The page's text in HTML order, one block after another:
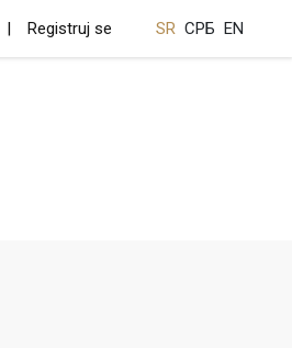
Registruj se SR СРБ EN